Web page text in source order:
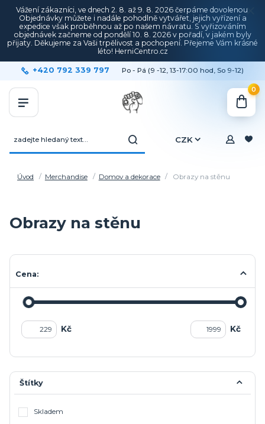
Vážení zákazníci, ve dnech 2. 8. až 9. 8. 2026 čerpáme dovolenou.
Objednávky můžete i nadále pohodlně vytvářet, jejich vyřízení a
expedice však proběhnou až po našem návratu. S vyřizováním
objednávek začneme od pondělí 10. 8. 2026 v pořadí, v jakém byly
přijaty. Děkujeme za Vaši trpělivost a pochopení. Přejeme Vám krásné
léto! HerniCentro.cz
CZK
+420 792 339 797 Po - Pá (9 -12, 13-17:00 hod, So 9-12)
0
Úvod Merchandise Domov a dekorace Obrazy na stěnu
Obrazy na stěnu
Cena:
Kč Kč
Štítky
Skladem